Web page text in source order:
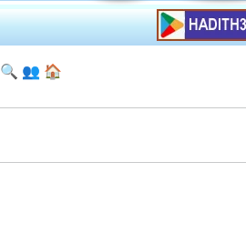
🏠
👥
🔍